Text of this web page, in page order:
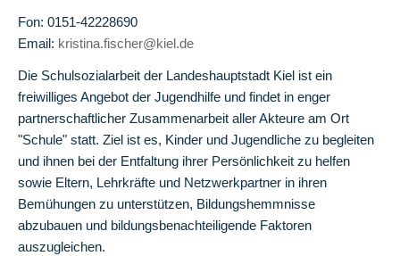
in
die
Pädagogisches
Konzept
Jahrgangsübergreifendes
Lernen
Eingangsphase
Bildung
Fon: 0151-42228690
Email: kristina.fischer@kiel.de
Die Schulsozialarbeit der Landeshauptstadt Kiel ist ein
freiwilliges Angebot der Jugendhilfe und findet in enger
partnerschaftlicher Zusammenarbeit aller Akteure am Ort
"Schule" statt. Ziel ist es, Kinder und Jugendliche zu begleiten
und ihnen bei der Entfaltung ihrer Persönlichkeit zu helfen
sowie Eltern, Lehrkräfte und Netzwerkpartner in ihren
Bemühungen zu unterstützen, Bildungshemmnisse
abzubauen und bildungsbenachteiligende Faktoren
auszugleichen.